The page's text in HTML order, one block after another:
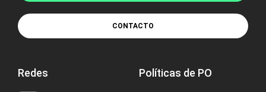
CONTACTO
Redes Políticas de PO